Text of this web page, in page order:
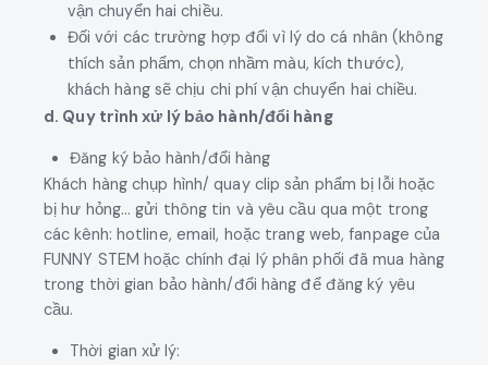
vận chuyển hai chiều.
Đối với các trường hợp đổi vì lý do cá nhân (không
thích sản phẩm, chọn nhầm màu, kích thước),
khách hàng sẽ chịu chi phí vận chuyển hai chiều.
d. Quy trình xử lý bảo hành/đổi hàng
Đăng ký bảo hành/đổi hàng
Khách hàng chụp hình/ quay clip sản phẩm bị lỗi hoặc
bị hư hỏng… gửi thông tin và yêu cầu qua một trong
các kênh: hotline, email, hoặc trang web, fanpage của
FUNNY STEM hoặc chính đại lý phân phối đã mua hàng
trong thời gian bảo hành/đổi hàng để đăng ký yêu
cầu.
Thời gian xử lý: